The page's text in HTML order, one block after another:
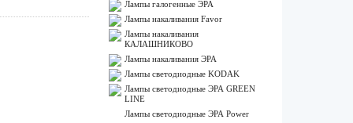
Лампы галогенные ЭРА
Лампы накаливания Favor
Лампы накаливания
КАЛАШНИКОВО
Лампы накаливания ЭРА
Лампы светодиодные KODAK
Лампы светодиодные ЭРА GREEN
LINE
Лампы светодиодные ЭРА Power